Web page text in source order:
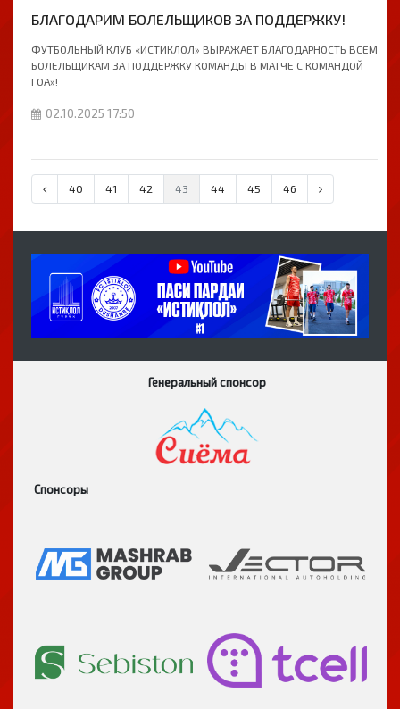
БЛАГОДАРИМ БОЛЕЛЬЩИКОВ ЗА ПОДДЕРЖКУ!
ФУТБОЛЬНЫЙ КЛУБ «ИСТИКЛОЛ» ВЫРАЖАЕТ БЛАГОДАРНОСТЬ ВСЕМ
БОЛЕЛЬЩИКАМ ЗА ПОДДЕРЖКУ КОМАНДЫ В МАТЧЕ С КОМАНДОЙ
ГОА»!
02.10.2025 17:50
40 41 42 43 44 45 46
Генеральный спонсор
Спонсоры